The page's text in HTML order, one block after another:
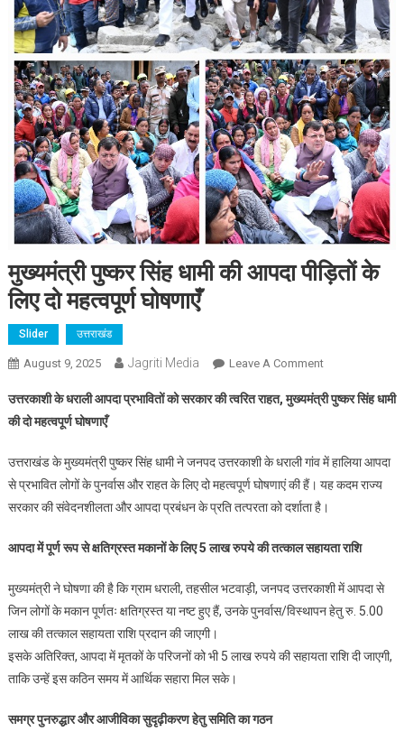
मुख्यमंत्री पुष्कर सिंह धामी की आपदा पीड़ितों के
लिए दो महत्वपूर्ण घोषणाएँ
Slider उत्तराखंड
August 9, 2025 Jagriti Media Leave A CommentOn
पुष्कर
की
आपदा
पीड़ितों
लिए
महत्वपूर्ण
घोषणाएँ
उत्तरकाशी के धराली आपदा प्रभावितों को सरकार की त्वरित राहत, मुख्यमंत्री पुष्कर सिंह धामी
की दो महत्वपूर्ण घोषणाएँ
उत्तराखंड के मुख्यमंत्री पुष्कर सिंह धामी ने जनपद उत्तरकाशी के धराली गांव में हालिया आपदा
से प्रभावित लोगों के पुनर्वास और राहत के लिए दो महत्वपूर्ण घोषणाएं की हैं। यह कदम राज्य
सरकार की संवेदनशीलता और आपदा प्रबंधन के प्रति तत्परता को दर्शाता है।
आपदा में पूर्ण रूप से क्षतिग्रस्त मकानों के लिए 5 लाख रुपये की तत्काल सहायता राशि
मुख्यमंत्री ने घोषणा की है कि ग्राम धराली, तहसील भटवाड़ी, जनपद उत्तरकाशी में आपदा से
जिन लोगों के मकान पूर्णतः क्षतिग्रस्त या नष्ट हुए हैं, उनके पुनर्वास/विस्थापन हेतु रु. 5.00
लाख की तत्काल सहायता राशि प्रदान की जाएगी।
इसके अतिरिक्त, आपदा में मृतकों के परिजनों को भी 5 लाख रुपये की सहायता राशि दी जाएगी,
ताकि उन्हें इस कठिन समय में आर्थिक सहारा मिल सके।
समग्र पुनरुद्धार और आजीविका सुदृढ़ीकरण हेतु समिति का गठन